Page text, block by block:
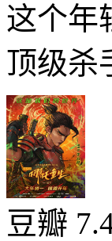
这个年
顶级杀
豆瓣